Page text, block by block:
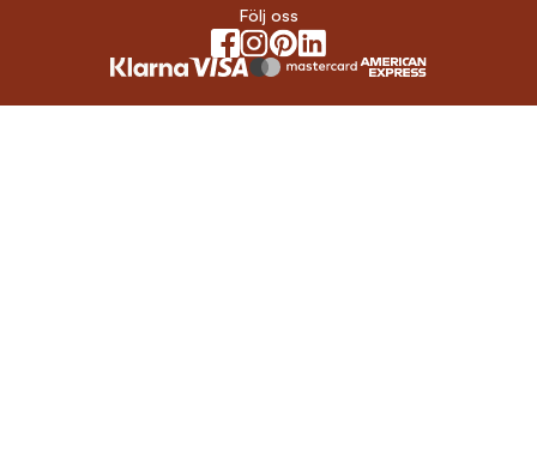
Följ oss